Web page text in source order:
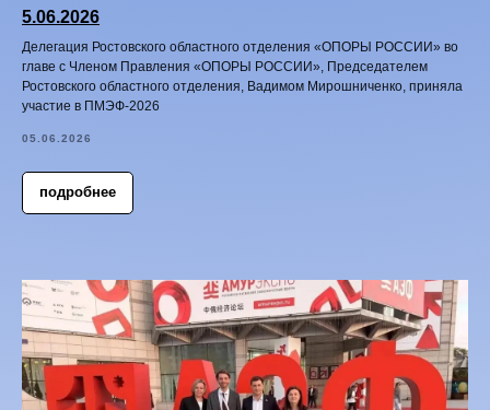
5.06.2026
Делегация Ростовского областного отделения «ОПОРЫ РОССИИ» во
главе с Членом Правления «ОПОРЫ РОССИИ», Председателем
Ростовского областного отделения, Вадимом Мирошниченко, приняла
участие в ПМЭФ‑2026
05.06.2026
подробнее